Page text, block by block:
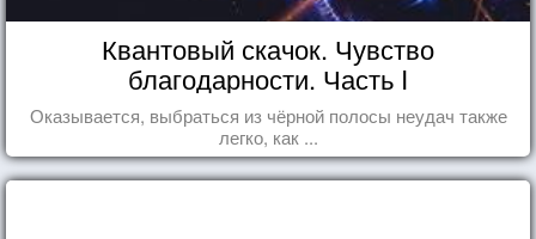
Квантовый скачок. Чувство
благодарности. Часть I
Оказывается, выбраться из чёрной полосы неудач также
легко, как ...